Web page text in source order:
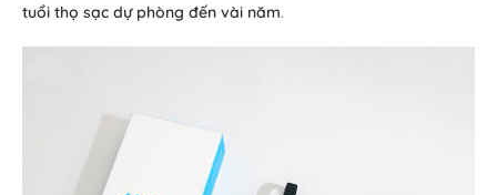
tuổi thọ sạc dự phòng đến vài năm.